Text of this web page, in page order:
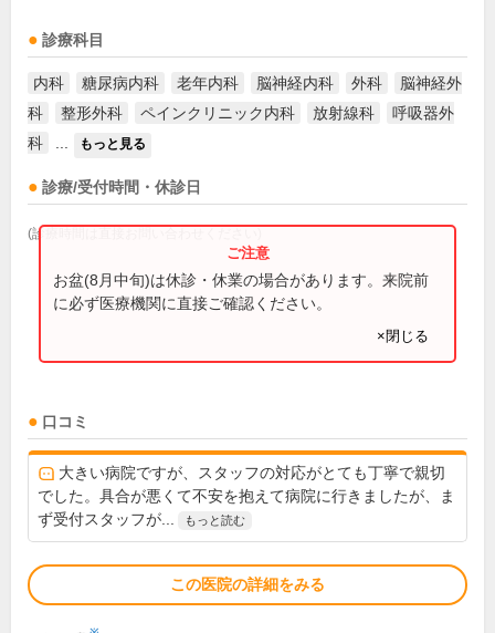
診療科目
内科 糖尿病内科 老年内科 脳神経内科 外科
脳神経外
科
整形外科 ペインクリニック内科 放射線科
呼吸器外
科
もっと見る
診療/受付時間・休診日
(診療時間は直接お問い合わせください)
お盆(8月中旬)は休診・休業の場合があります。来院前
に必ず医療機関に直接ご確認ください。
×閉じる
口コミ
大きい病院ですが、スタッフの対応がとても丁寧で親切
でした。具合が悪くて不安を抱えて病院に行きましたが、ま
ず受付スタッフが...
もっと読む
この医院の詳細をみる